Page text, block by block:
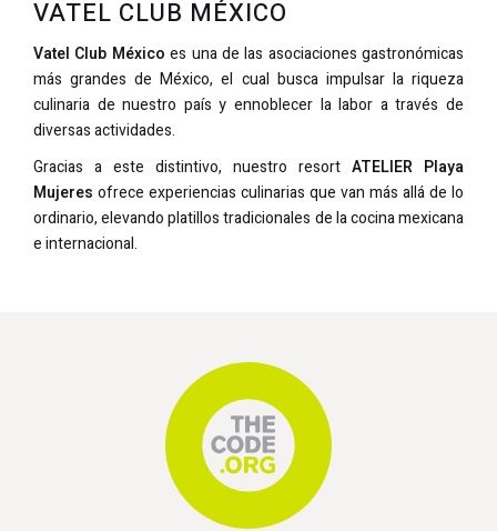
VATEL CLUB MÉXICO
Vatel Club Méxicoes una de las asociaciones gastronómicas
más grandes de México, el cual busca impulsar la riqueza
culinaria de nuestro país y ennoblecer la labor a través de
diversas actividades.
Gracias a este distintivo, nuestro resort ATELIER Playa
Mujeres ofrece experiencias culinarias que van más allá de lo
ordinario, elevando platillos tradicionales de la cocina mexicana
e internacional.